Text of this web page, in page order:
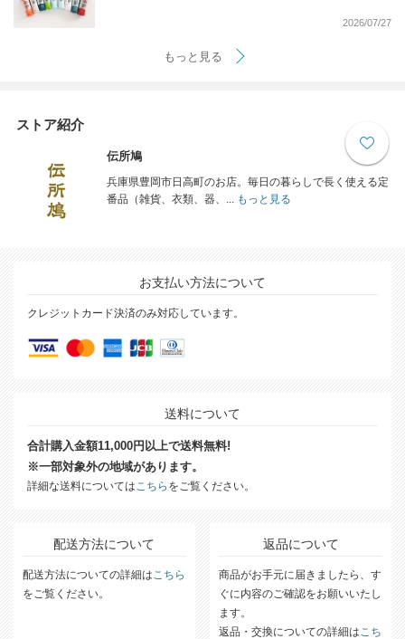
2026/07/27
もっと見る
ストア紹介
伝所鳩
兵庫県豊岡市日高町のお店。毎日の暮らしで長く使える定
番品（雑貨、衣類、器、...もっと見る
お支払い方法について
クレジットカード決済のみ対応しています。
送料について
合計購入金額11,000円以上で送料無料!
※一部対象外の地域があります。
詳細な送料については こちら をご覧ください。
配送方法について
配送方法についての詳細は こちら
をご覧ください。
返品について
商品がお手元に届きましたら、す
ぐに内容のご確認をお願いいたし
ます。
返品・交換についての詳細は こち